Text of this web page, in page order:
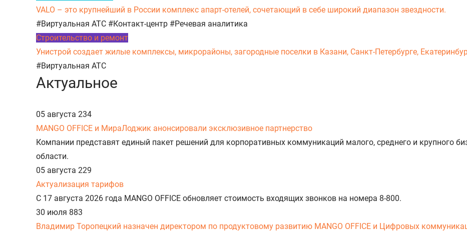
VALO – это крупнейший в России комплекс апарт-отелей, сочетающий в себе широкий диапазон звездности.
#Виртуальная АТС #Контакт-центр #Речевая аналитика
Строительство и ремонт
Унистрой создает жилые комплексы, микрорайоны, загородные поселки в Казани, Санкт-Петербурге,
#Виртуальная АТС
Актуальное
05 августа 234
MANGO OFFICE и МираЛоджик анонсировали эксклюзивное партнерство
Компании представят единый пакет решений для корпоративных коммуникаций малого, среднего и крупного
области.
05 августа 229
Актуализация тарифов
С 17 августа 2026 года MANGO OFFICE обновляет стоимость входящих звонков на номера 8-800.
30 июля 883
Владимир Торопецкий назначен директором по продуктовому развитию MANGO OFFICE и Цифровых